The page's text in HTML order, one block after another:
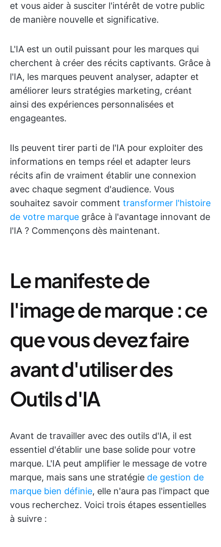
et vous aider à susciter l'intérêt de votre public
de manière nouvelle et significative.
L'IA est un outil puissant pour les marques qui
cherchent à créer des récits captivants. Grâce à
l'IA, les marques peuvent analyser, adapter et
améliorer leurs stratégies marketing, créant
ainsi des expériences personnalisées et
engageantes.
Ils peuvent tirer parti de l'IA pour exploiter des
informations en temps réel et adapter leurs
récits afin de vraiment établir une connexion
avec chaque segment d'audience. Vous
souhaitez savoir comment transformer l'histoire
de votre marque grâce à l'avantage innovant de
l'IA ? Commençons dès maintenant.
Le manifeste de
l'image de marque : ce
que vous devez faire
avant d'utiliser des
Outils d'IA
Avant de travailler avec des outils d'IA, il est
essentiel d'établir une base solide pour votre
marque. L'IA peut amplifier le message de votre
marque, mais sans une stratégie de gestion de
marque bien définie, elle n'aura pas l'impact que
vous recherchez. Voici trois étapes essentielles
à suivre :